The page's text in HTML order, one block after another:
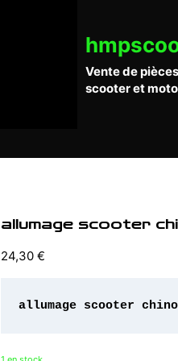
Vente de
scooter et moto
allumage scooter
24,30 €
allumage scooter